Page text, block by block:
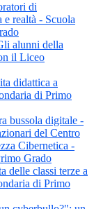
di
realtà - Scuola
alunni della
il Liceo
didattica a
di Primo
bussola digitale -
del Centro
Cibernetica -
Grado
delle classi terze a
di Primo